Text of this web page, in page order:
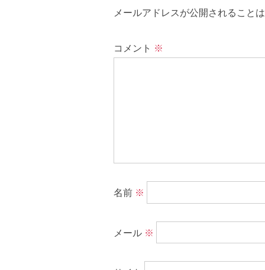
メールアドレスが公開されること
コメント ※
名前 ※
メール ※